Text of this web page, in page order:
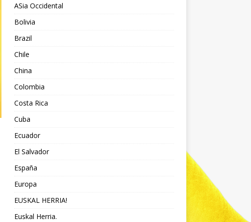
ASia Occidental
Bolivia
Brazil
Chile
China
Colombia
Costa Rica
Cuba
Ecuador
El Salvador
España
Europa
EUSKAL HERRIA!
Euskal Herria.